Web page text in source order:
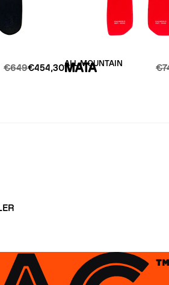
€649€454,30ALL MOUNTAIN
MATA